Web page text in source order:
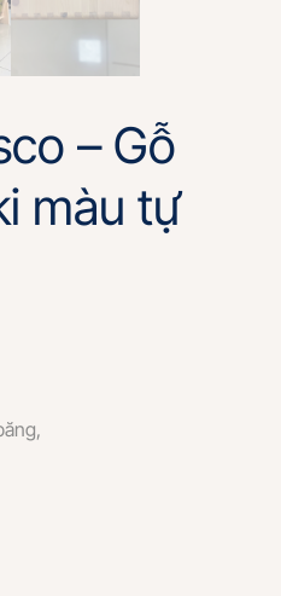
– Gỗ
màu tự